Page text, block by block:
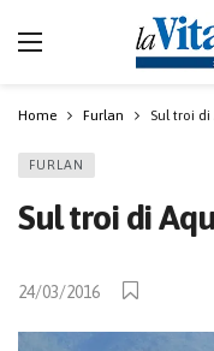
Home Furlan Sul troi
FURLAN
Sul troi di
24/03/2016